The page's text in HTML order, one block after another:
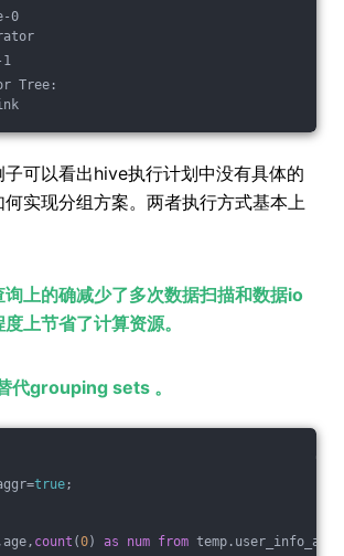
0
Tree:
可以看出hive执行计划中没有具体的
实现分组方案。两者执行方式基本上
上的确减少了多次数据扫描和数据io
上节省了计算资源。
代grouping sets 。
true;
count (0) as num from temp.user_info_all